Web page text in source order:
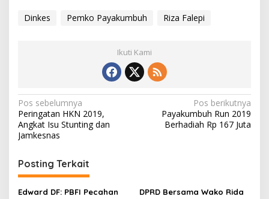
Dinkes Pemko Payakumbuh Riza Falepi
Ikuti Kami
N
a
v
i
g
a
Pos sebelumnya
Peringatan HKN 2019,
Angkat Isu Stunting dan
Jamkesnas
Pos berikutnya
Payakumbuh Run 2019
Berhadiah Rp 167 Juta
Posting Terkait
Edward DF: PBFI Pecahan
DPRD Bersama Wako Rida